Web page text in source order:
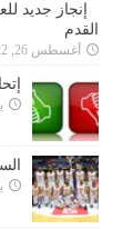
إنجاز جديد
القدم
أغسطس 26, 2022